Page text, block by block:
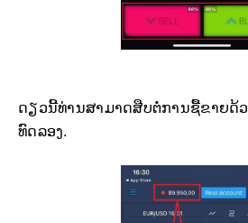
ດຽວນີ້ທ່ານສາມາດສືບຕໍ່ການຊື້ຂາຍດ້
ທົດລອງ.